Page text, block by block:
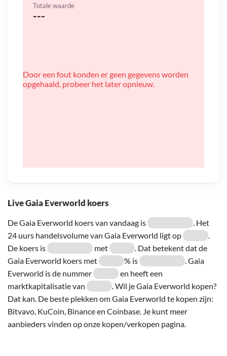
Live Gaia Everworld koers
De Gaia Everworld koers van vandaag is
. Het
24 uurs handelsvolume van Gaia Everworld ligt op
.
De koers is
met
. Dat betekent dat de
Gaia Everworld koers met
% is
. Gaia
Everworld is de nummer
en heeft een
marktkapitalisatie van
. Wil je Gaia Everworld kopen?
Dat kan. De beste plekken om Gaia Everworld te kopen zijn:
Bitvavo, KuCoin, Binance en Coinbase. Je kunt meer
aanbieders vinden op onze kopen/verkopen pagina.
Totale waarde
---
Door een fout konden er geen gegevens worden
opgehaald, probeer het later opnieuw.